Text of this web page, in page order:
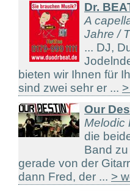
Dr.
A
Jahre /
... DJ,
bieten wir Ihnen für
sind zwei sehr er ...
Our
Melodic
die
Band
gerade von der
dann Fred, der ... >